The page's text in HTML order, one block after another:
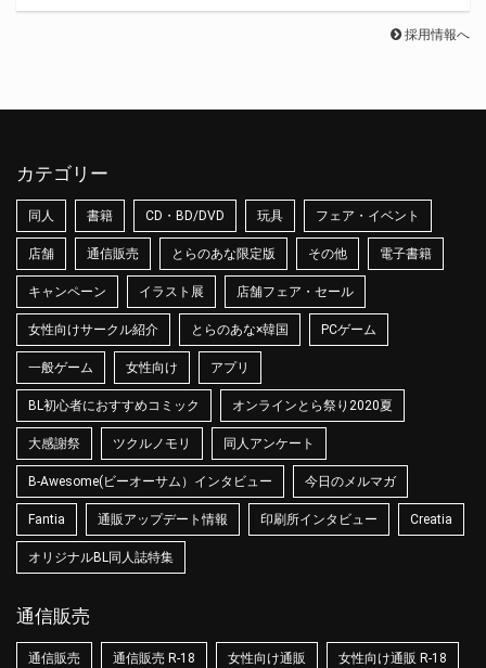
採用情報へ
カテゴリー
同人 書籍 CD・BD/DVD 玩具 フェア・イベント
店舗 通信販売 とらのあな限定版 その他 電子書籍
キャンペーン イラスト展 店舗フェア・セール
女性向けサークル紹介 とらのあな×韓国 PCゲーム
一般ゲーム 女性向け アプリ
BL初心者におすすめコミック オンラインとら祭り2020夏
大感謝祭 ツクルノモリ 同人アンケート
B-Awesome(ビーオーサム）インタビュー 今日のメルマガ
Fantia 通販アップデート情報 印刷所インタビュー Creatia
オリジナルBL同人誌特集
通信販売
通信販売 通信販売 R-18 女性向け通販 女性向け通販 R-18